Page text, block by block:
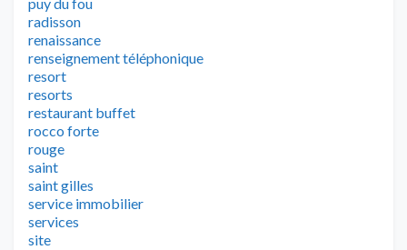
radisson
renaissance
renseignement téléphonique
resort
resorts
restaurant buffet
rocco forte
rouge
saint
saint gilles
service immobilier
services
site